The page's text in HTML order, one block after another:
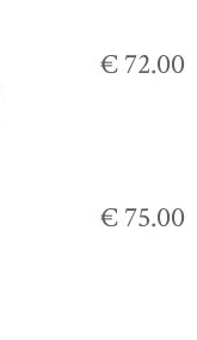
€ 72.00
€ 75.00